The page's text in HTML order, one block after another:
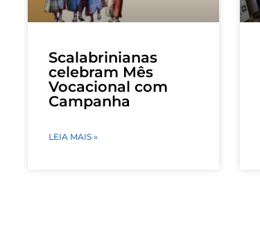
Scalabrinianas
celebram Mês
Vocacional com
Campanha
LEIA MAIS »